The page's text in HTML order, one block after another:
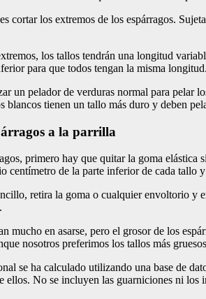
cortar los extremos de los espárragos.
los tallos tendrán una longitud
para que todos tengan la misma
un pelador de verduras normal para pelar
blancos tienen un tallo más duro y deben
a la parrilla
primero hay que quitar la goma
centímetro de la parte inferior de cada tallo
retira la goma o cualquier envoltorio y
mucho en asarse, pero el grosor de los
nosotros preferimos los tallos más
se ha calculado utilizando una base de
ellos. No se incluyen las guarniciones ni los